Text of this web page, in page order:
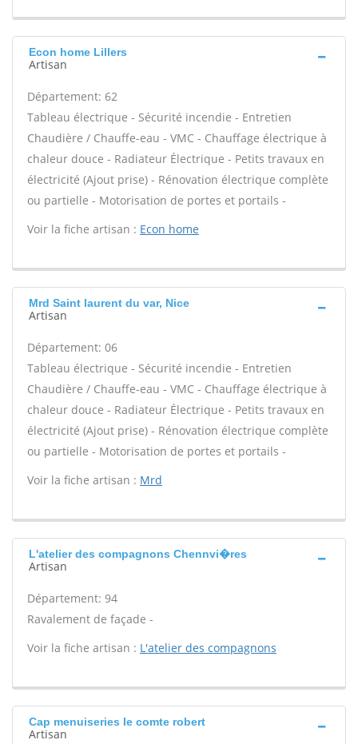
Econ home Lillers
Artisan
Département: 62
Tableau électrique - Sécurité incendie - Entretien
Chaudière / Chauffe-eau - VMC - Chauffage électrique à
chaleur douce - Radiateur Électrique - Petits travaux en
électricité (Ajout prise) - Rénovation électrique complète
ou partielle - Motorisation de portes et portails -
Voir la fiche artisan : Econ home
Mrd Saint laurent du var, Nice
Artisan
Département: 06
Tableau électrique - Sécurité incendie - Entretien
Chaudière / Chauffe-eau - VMC - Chauffage électrique à
chaleur douce - Radiateur Électrique - Petits travaux en
électricité (Ajout prise) - Rénovation électrique complète
ou partielle - Motorisation de portes et portails -
Voir la fiche artisan : Mrd
L'atelier des compagnons Chennvi�res
Artisan
Département: 94
Ravalement de façade -
Voir la fiche artisan : L'atelier des compagnons
Cap menuiseries Ie comte robert
Artisan